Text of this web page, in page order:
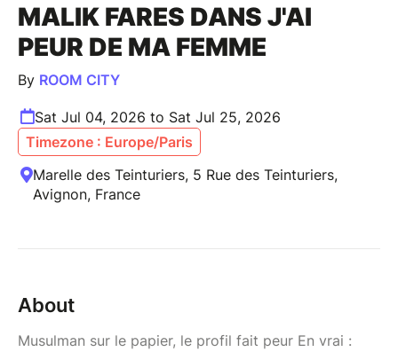
MALIK FARES DANS J'AI
PEUR DE MA FEMME
By ROOM CITY
Sat Jul 04, 2026 to Sat Jul 25, 2026
Timezone : Europe/Paris
Marelle des Teinturiers, 5 Rue des Teinturiers,
Avignon, France
About
Musulman sur le papier, le profil fait peur En vrai :